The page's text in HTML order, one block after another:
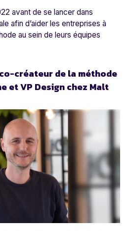
avant de se lancer dans
afin d’aider les entreprises à
au sein de leurs équipes
créateur de la méthode
et VP Design chez Malt